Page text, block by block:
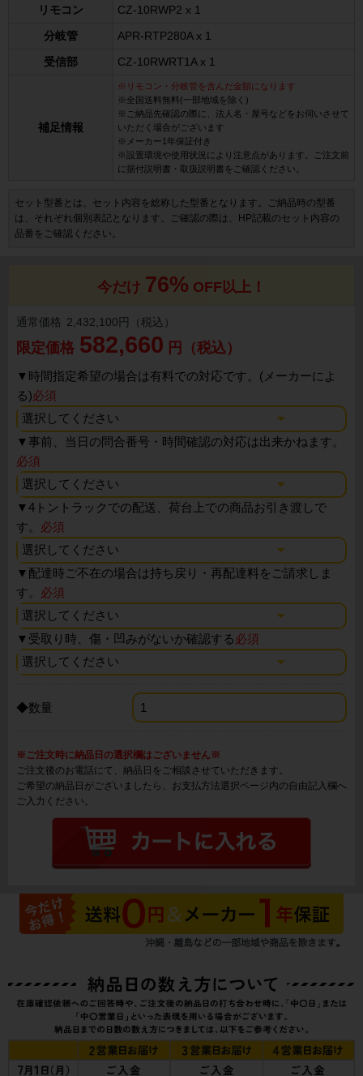
リモコン CZ-10RWP2 x 1
分岐管 APR-RTP280A x 1
受信部 CZ-10RWRT1A x 1
補足情報
※リモコン・分岐管を含んだ金額になります
※全国送料無料(一部地域を除く)
※ご納品先確認の際に、法人名・屋号などをお伺いさせて
いただく場合がございます
※メーカー1年保証付き
※設置環境や使用状況により注意点があります。ご注文前
に据付説明書・取扱説明書をご確認ください。
セット型番とは、セット内容を総称した型番となります。ご納品時の型番
は、それぞれ個別表記となります。ご確認の際は、HP記載のセット内容の
品番をご確認ください。
今だけ 76% OFF以上！
通常価格 2,432,100円（税込）
限定価格 582,660 円（税込）
▼ 時間指定希望の場合は有料での対応です。(メーカーによ
る)必須
▼事前、当日の問合番号・時間確認の対応は出来かねます。
必須
▼4トントラックでの配送、荷台上での商品お引き渡しで
す。 必須
▼ 配達時ご不在の場合は持ち戻り・再配達料をご請求しま
す。 必須
▼ 受取り時、傷・凹みがないか確認する必須
◆数量
※ご注文時に納品日の選択欄はございません※
ご注文後のお電話にて、納品日をご相談させていただきます。
ご希望の納品日がございましたら、お支払方法選択ページ内の自由記入欄へ
ご入力ください。